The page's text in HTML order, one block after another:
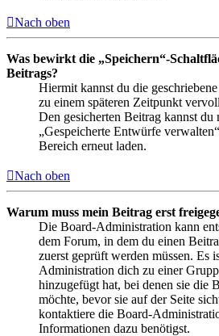
Nach oben
Was bewirkt die „Speichern“-
Beitrags?
Hiermit kannst du die
zu einem späteren Zeitpunkt
Den gesicherten Beitrag kannst du
„Gespeicherte Entwürfe
Bereich erneut laden.
Nach oben
Warum muss mein Beitrag erst
Die Board-Administration kann
dem Forum, in dem du einen
zuerst geprüft werden müssen. Es
Administration dich zu einer
hinzugefügt hat, bei denen sie die
möchte, bevor sie auf der Seite
kontaktiere die Board-
Informationen dazu benötigst.